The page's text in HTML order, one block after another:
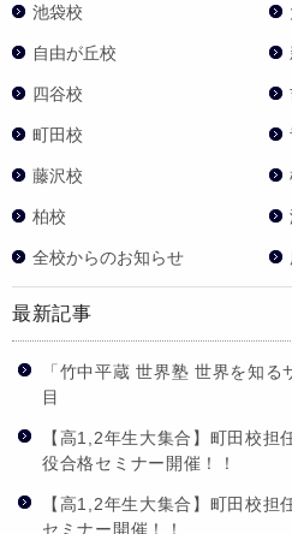
池袋校
自由が丘校
四谷校
町田校
藤沢校
柏校
全校からのお知らせ
最新記事
「竹中平蔵 世界塾 世界を知
目
【高1,2年生大集合】町田校担
役合格セミナー開催！！
【高1,2年生大集合】町田校担
セミナー開催！！